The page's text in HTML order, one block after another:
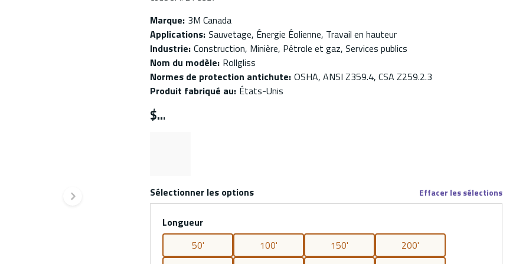
Diapositive suivante
Marque: 3M Canada
Applications: Sauvetage, Énergie Éolienne, Travail en hauteur
Industrie: Construction, Minière, Pétrole et gaz, Services publics
Nom du modèle: Rollgliss
Normes de protection antichute: OSHA, ANSI Z359.4, CSA Z259.2.3
Produit fabriqué au: États-Unis
$
Sélectionner les options Effacer les sélections
Longueur
50'
100' 150'
200'